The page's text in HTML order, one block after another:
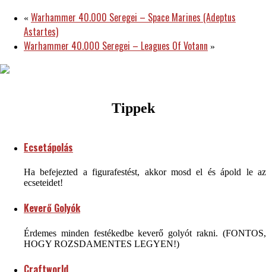
« Warhammer 40.000 Seregei – Space Marines (Adeptus
Astartes)
Warhammer 40.000 Seregei – Leagues Of Votann »
Tippek
Ecsetápolás
Ha befejezted a figurafestést, akkor mosd el és ápold le az
ecseteidet!
Keverő Golyók
Érdemes minden festékedbe keverő golyót rakni. (FONTOS,
HOGY ROZSDAMENTES LEGYEN!)
Craftworld